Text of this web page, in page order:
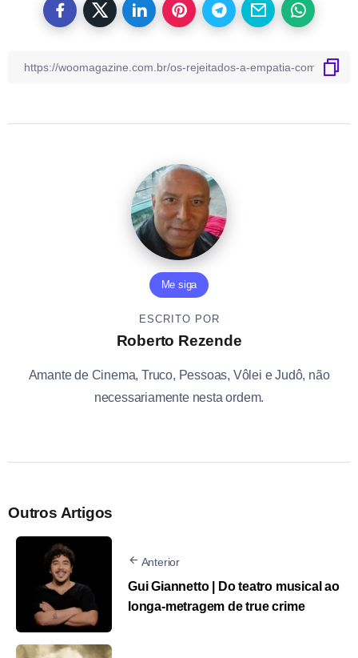
Me siga
ESCRITO POR
Roberto Rezende
Amante de Cinema, Truco, Pessoas, Vôlei e Judô, não
necessariamente nesta ordem.
Outros Artigos
Anterior
Gui Giannetto | Do teatro musical ao
longa-metragem de true crime